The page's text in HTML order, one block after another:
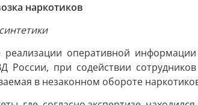
наркотиков
оперативной
при содействии
в незаконном обороте